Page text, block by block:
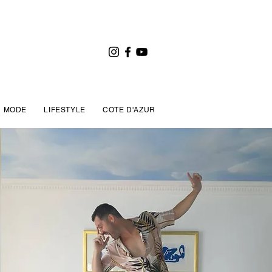
MODE LIFESTYLE COTE D'AZUR